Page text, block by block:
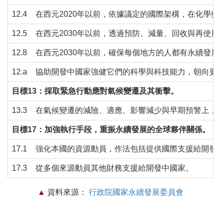
12.4 在西元2020年以前，依據議定的國際架構，在化學
12.5 在西元2030年以前，透過預防、減量、回收與再使
12.8 在西元2030年以前，確保每個地方的人都有永續發
12.a 協助開發中國家強健它們的科學與科技能力，朝向更
目標13：採取緊急行動應對氣候變遷及其衝擊。
13.3 在氣候變遷的減險、適應、影響減少與早期預警上
目標17：加強執行手段，重振永續發展的全球夥伴關係。
17.1 強化本國的資源動員，作法包括提供國際支援給開
17.3 從多個來源動員其他財務支援給開發中國家。
資料來源： 行政院國家永續發展委員會